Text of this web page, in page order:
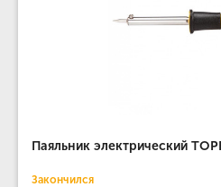
Паяльник электрический
Закончился